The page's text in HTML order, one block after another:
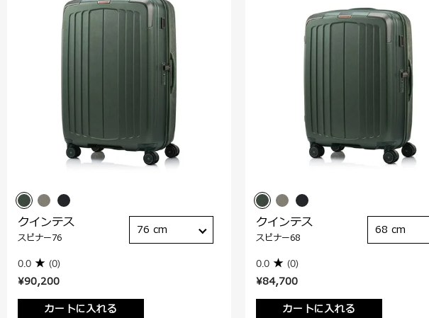
¥90,200
カートに入れる
クインテス
スピナー76
0.0 (0)
76 cm
¥84,700
カートに入れる
クインテス
スピナー68
0.0 (0)
68 cm